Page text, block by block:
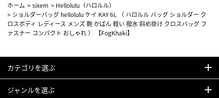
ホーム >sixem > Hellolulu（ハロルル）
> ショルダーバッグ hellolulu ケイ KAY 6L （ ハロルル バッグ ショルダー ク
ロスボディ レディース メンズ 鞄 かばん 軽い 撥水 斜め掛け クロスバッグ フ
ァスナー コンパクト おしゃれ ） 【FogKhaki】
カテゴリを選ぶ
ジャンルを選ぶ